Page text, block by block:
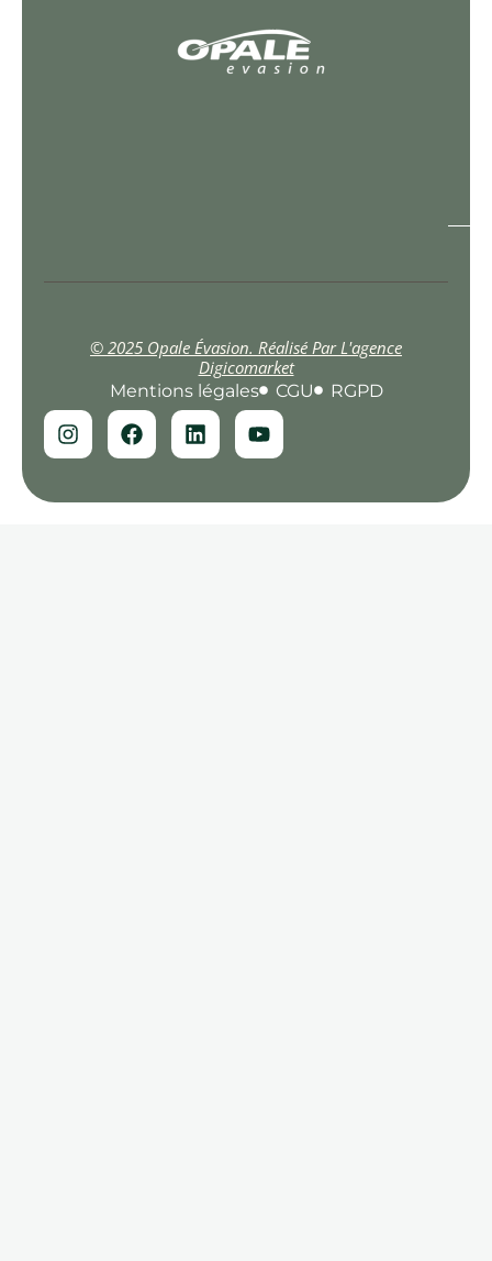
© 2025 Opale Évasion. Réalisé Par L'agence
Digicomarket
Mentions légales CGU RGPD